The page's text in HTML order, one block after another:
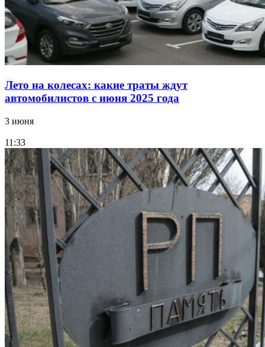
Лето на колесах: какие траты ждут
автомобилистов с июня 2025 года
3 июня
11:33